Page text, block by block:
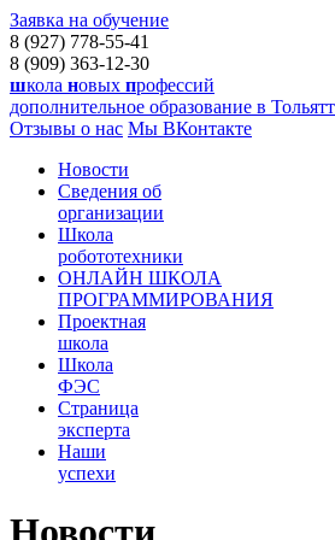
Заявка на обучение
8 (927) 778-55-41
8 (909) 363-12-30
школа новых профессий
дополнительное образование в
Отзывы о нас Мы ВКонтакте
Новости
Сведения об
организации
Школа
робототехники
ОНЛАЙН ШКОЛА
ПРОГРАММИРОВАНИЯ
Проектная
школа
Школа
ФЭС
Страница
эксперта
Наши
успехи